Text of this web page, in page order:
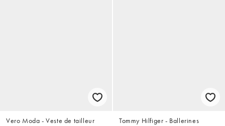
Vero Moda - Veste de tailleur
Tommy Hilfiger - Ballerines